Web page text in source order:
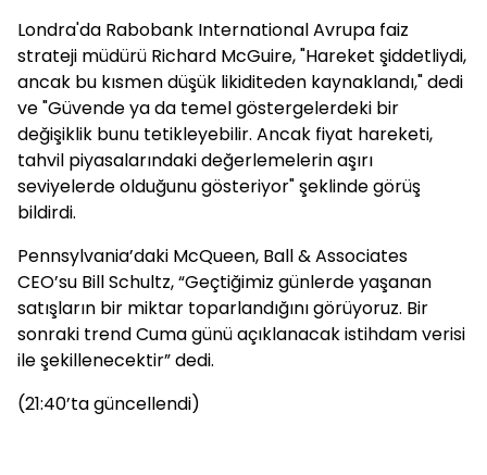
Londra'da Rabobank International Avrupa faiz
strateji müdürü Richard McGuire, "Hareket şiddetliydi,
ancak bu kısmen düşük likiditeden kaynaklandı," dedi
ve "Güvende ya da temel göstergelerdeki bir
değişiklik bunu tetikleyebilir. Ancak fiyat hareketi,
tahvil piyasalarındaki değerlemelerin aşırı
seviyelerde olduğunu gösteriyor" şeklinde görüş
bildirdi.
Pennsylvania’daki McQueen, Ball & Associates
CEO’su Bill Schultz, “Geçtiğimiz günlerde yaşanan
satışların bir miktar toparlandığını görüyoruz. Bir
sonraki trend Cuma günü açıklanacak istihdam verisi
ile şekillenecektir” dedi.
(21:40’ta güncellendi)